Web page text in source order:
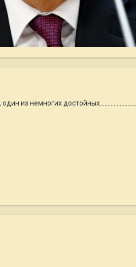
из немногих достойных..........................